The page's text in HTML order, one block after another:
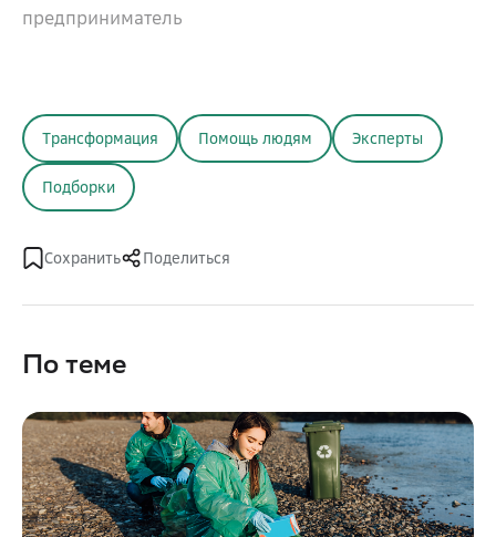
предприниматель
Трансформация Помощь людям Эксперты
Подборки
Сохранить Поделиться
По теме